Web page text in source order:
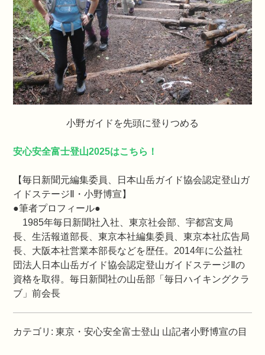
小野ガイドを先頭に登りつめる
安心安全富士登山2025はこちら！
【毎日新聞元編集委員、日本山岳ガイド協会認定登山ガ
イドステージⅡ・小野博宣】
●筆者プロフィール●
1985年毎日新聞社入社、東京社会部、宇都宮支局
長、生活報道部長、東京本社編集委員、東京本社広告局
長、大阪本社営業本部長などを歴任。2014年に公益社
団法人日本山岳ガイド協会認定登山ガイドステージⅡの
資格を取得。毎日新聞社の山岳部「毎日ハイキングクラ
ブ」前会長
カテゴリ : 東京・安心安全富士登山 山記者小野博宣の目